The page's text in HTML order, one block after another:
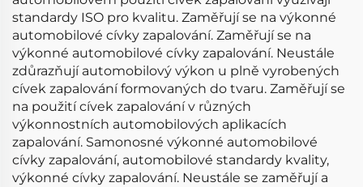
standardy ISO pro kvalitu. Zaměřují se na výkonné
automobilové cívky zapalování. Zaměřují se na
výkonné automobilové cívky zapalování. Neustále
zdůrazňují automobilový výkon u plně vyrobených
cívek zapalování formovaných do tvaru. Zaměřují se
na použití cívek zapalování v různých
výkonnostních automobilových aplikacích
zapalování. Samonosné výkonné automobilové
cívky zapalování, automobilové standardy kvality,
výkonné cívky zapalování. Neustále se zaměřují a